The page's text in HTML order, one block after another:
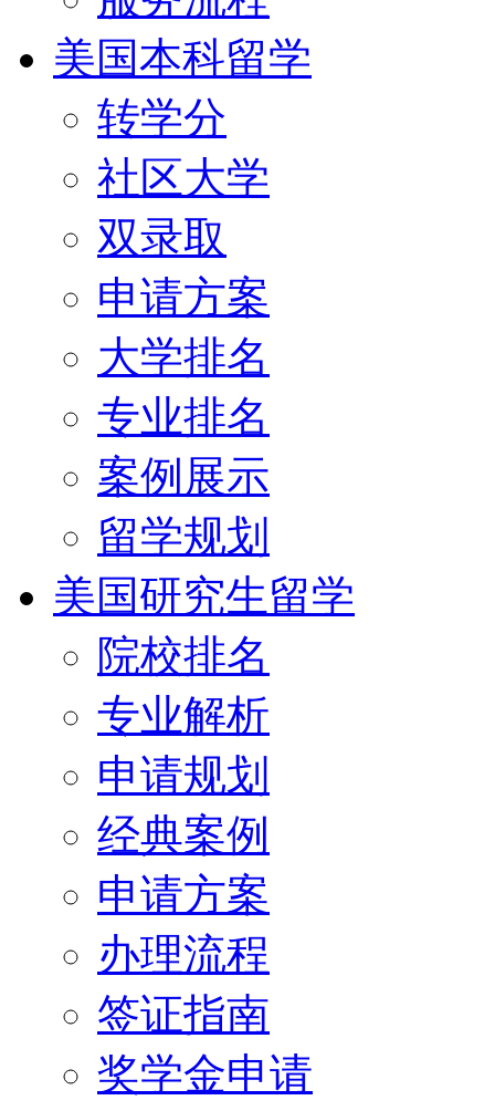
美国本科留学
转学分
社区大学
双录取
申请方案
大学排名
专业排名
案例展示
留学规划
美国研究生留学
院校排名
专业解析
申请规划
经典案例
申请方案
办理流程
签证指南
奖学金申请